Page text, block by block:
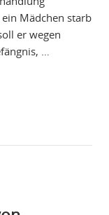
Mädchen starb
er wegen
…